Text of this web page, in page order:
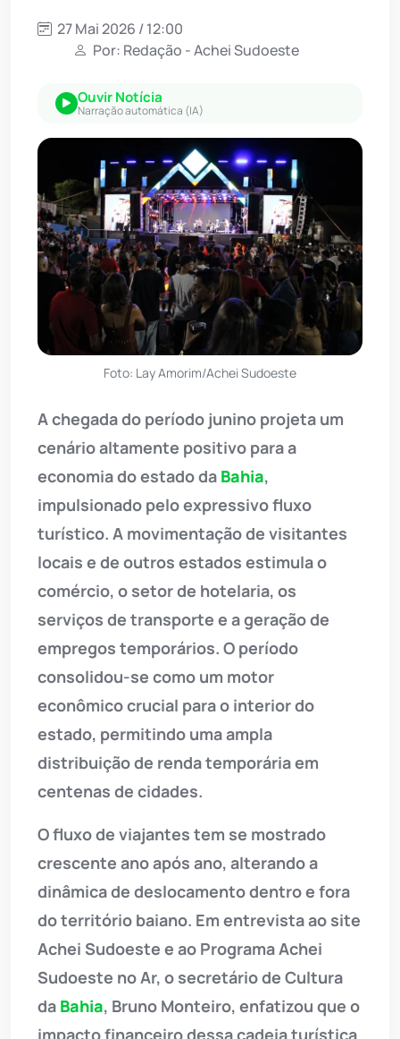
27 Mai 2026 / 12:00
Por: Redação - Achei Sudoeste
Ouvir Notícia
Narração automática (IA)
Foto: Lay Amorim/Achei Sudoeste
A chegada do período junino projeta um
cenário altamente positivo para a
economia do estado da Bahia,
impulsionado pelo expressivo fluxo
turístico. A movimentação de visitantes
locais e de outros estados estimula o
comércio, o setor de hotelaria, os
serviços de transporte e a geração de
empregos temporários. O período
consolidou-se como um motor
econômico crucial para o interior do
estado, permitindo uma ampla
distribuição de renda temporária em
centenas de cidades.
O fluxo de viajantes tem se mostrado
crescente ano após ano, alterando a
dinâmica de deslocamento dentro e fora
do território baiano. Em entrevista ao site
Achei Sudoeste e ao Programa Achei
Sudoeste no Ar, o secretário de Cultura
da Bahia, Bruno Monteiro, enfatizou que o
impacto financeiro dessa cadeia turística